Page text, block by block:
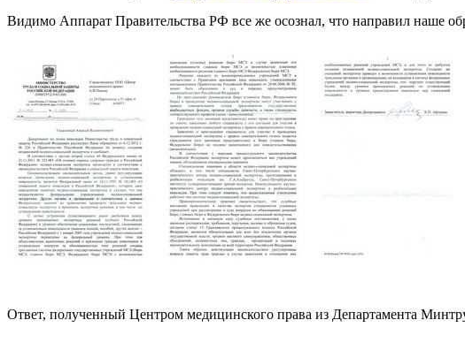
Видимо Аппарат Правительства РФ все же осознал, что направил наше
Ответ, полученный Центром медицинского права из Департамента